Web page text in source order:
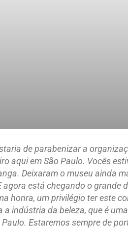
de parabenizar a
aqui em São Paulo. Vocês
Deixaram o museu ainda
agora está chegando o grande
honra, um privilégio ter este
a indústria da beleza, que é
Paulo. Estaremos sempre de